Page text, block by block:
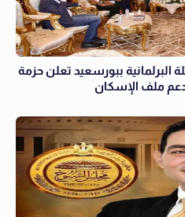
البرلمانية ببورسعيد تعلن حزمة
ملف الإسكان